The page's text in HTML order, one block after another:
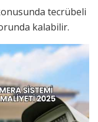
tecrübeli
kalabilir.